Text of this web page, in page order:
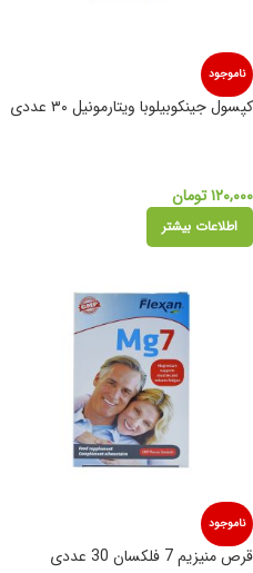
ناموجود
کپسول جینکوبیلوبا ویتارمونیل ۳۰ عددی
۱۲۰,۰۰۰تومان
اطلاعات بیشتر
ناموجود
قرص منیزیم 7 فلکسان 30 عددی